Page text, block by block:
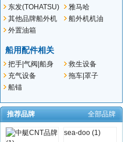
外机--配件
外机--配件
东发(TOHATSU)
船外机--配件
雅马哈
(YAMAHA)船外
其他品牌船外机
配件
船外机机油
外置油箱
船用配件相关
把手|气阀|船身
贴件
救生设备
充气设备
拖车|罩子
船锚
推荐品牌 全部品牌
sea-doo (1)